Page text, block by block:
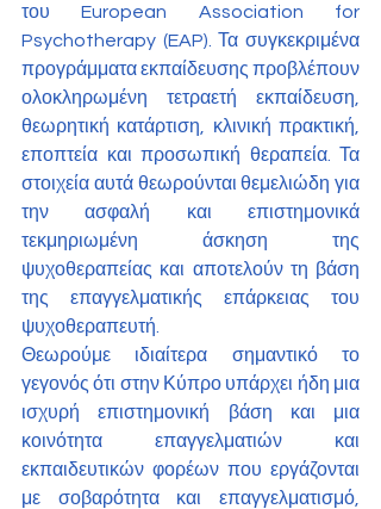
του European Association for
Psychotherapy (EAP). Τα συγκεκριμένα
προγράμματα εκπαίδευσης προβλέπουν
ολοκληρωμένη τετραετή εκπαίδευση,
θεωρητική κατάρτιση, κλινική πρακτική,
εποπτεία και προσωπική θεραπεία. Τα
στοιχεία αυτά θεωρούνται θεμελιώδη για
την ασφαλή και επιστημονικά
τεκμηριωμένη άσκηση της
ψυχοθεραπείας και αποτελούν τη βάση
της επαγγελματικής επάρκειας του
ψυχοθεραπευτή.
Θεωρούμε ιδιαίτερα σημαντικό το
γεγονός ότι στην Κύπρο υπάρχει ήδη μια
ισχυρή επιστημονική βάση και μια
κοινότητα επαγγελματιών και
εκπαιδευτικών φορέων που εργάζονται
με σοβαρότητα και επαγγελματισμό,